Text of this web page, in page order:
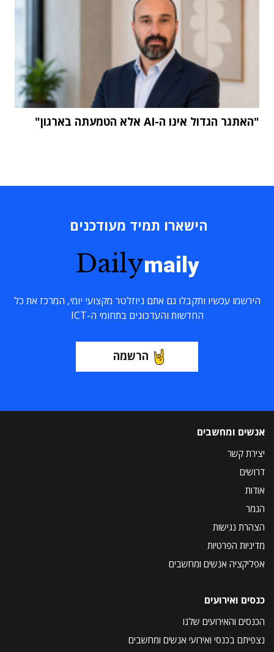
"האתגר הגדול אינו ה-AI אלא הטמעתה בארגון"
הישארו תמיד מעודכנים
Dailymaily
הירשמו עכשיו ותקבלו גם אתם ניוזלטר מקצועי יומי, המרכז את כל
החדשות והעדכונים בתחומי ה-ICT
הרשמה
אנשים ומחשבים
יצירת קשר
דרושים
אודות
הנמר
הצהרת נגישות
מדיניות הפרטיות
אפליקציה אנשים ומחשבים
כנסים ואירועים
הכנסים והאירועים שלנו
נצפיתם בכנסי ואירועי אנשים ומחשבים